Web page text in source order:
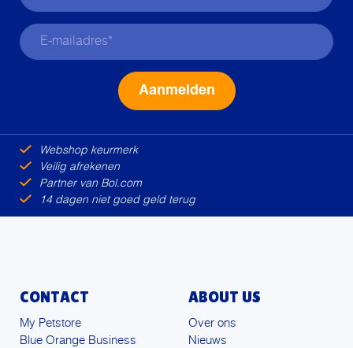
Webshop keurmerk
Veilig afrekenen
Partner van Bol.com
14 dagen niet goed geld terug
CONTACT
My Petstore
Blue Orange Business
ABOUT US
Over ons
Nieuws